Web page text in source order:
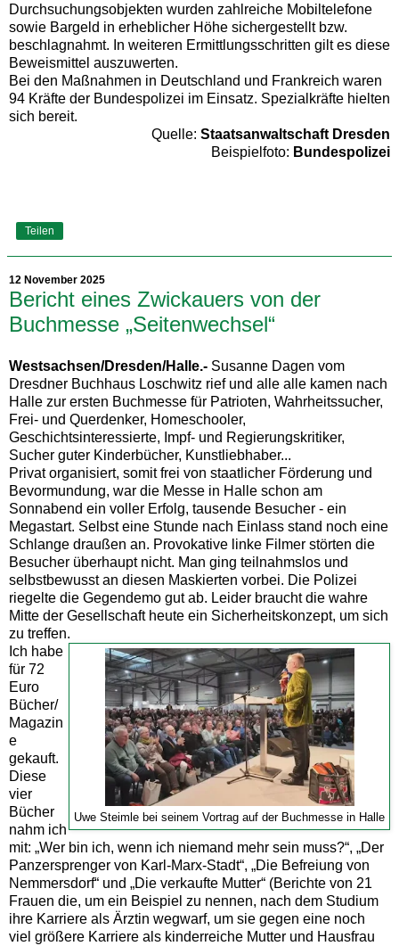
Durchsuchungsobjekten wurden zahlreiche Mobiltelefone
sowie Bargeld in erheblicher Höhe sichergestellt bzw.
beschlagnahmt. In weiteren Ermittlungsschritten gilt es diese
Beweismittel auszuwerten.
Bei den Maßnahmen in Deutschland und Frankreich waren
94 Kräfte der Bundespolizei im Einsatz. Spezialkräfte hielten
sich bereit.
Quelle: Staatsanwaltschaft Dresden
Beispielfoto: Bundespolizei
Teilen
12 November 2025
Bericht eines Zwickauers von der
Buchmesse „Seitenwechsel“
Westsachsen/Dresden/Halle.- Susanne Dagen vom
Dresdner Buchhaus Loschwitz rief und alle alle kamen nach
Halle zur ersten Buchmesse für Patrioten, Wahrheitssucher,
Frei- und Querdenker, Homeschooler,
Geschichtsinteressierte, Impf- und Regierungskritiker,
Sucher guter Kinderbücher, Kunstliebhaber...
Privat organisiert, somit frei von staatlicher Förderung und
Bevormundung, war die Messe in Halle schon am
Sonnabend ein voller Erfolg, tausende Besucher - ein
Megastart. Selbst eine Stunde nach Einlass stand noch eine
Schlange draußen an. Provokative linke Filmer störten die
Besucher überhaupt nicht. Man ging teilnahmslos und
selbstbewusst an diesen Maskierten vorbei. Die Polizei
riegelte die Gegendemo gut ab. Leider braucht die wahre
Mitte der Gesellschaft heute ein Sicherheitskonzept, um sich
zu treffen.
Uwe Steimle bei seinem Vortrag auf der Buchmesse in Halle
Ich habe
für 72
Euro
Bücher/
Magazin
e
gekauft.
Diese
vier
Bücher
nahm ich
mit: „Wer bin ich, wenn ich niemand mehr sein muss?“, „Der
Panzersprenger von Karl-Marx-Stadt“, „Die Befreiung von
Nemmersdorf“ und „Die verkaufte Mutter“ (Berichte von 21
Frauen die, um ein Beispiel zu nennen, nach dem Studium
ihre Karriere als Ärztin wegwarf, um sie gegen eine noch
viel größere Karriere als kinderreiche Mutter und Hausfrau